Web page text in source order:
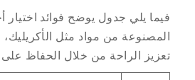
فيما يلي جدول يوضح فوائد اختيار
المصنوعة من مواد مثل
تعزيز الراحة من خلال الحفاظ